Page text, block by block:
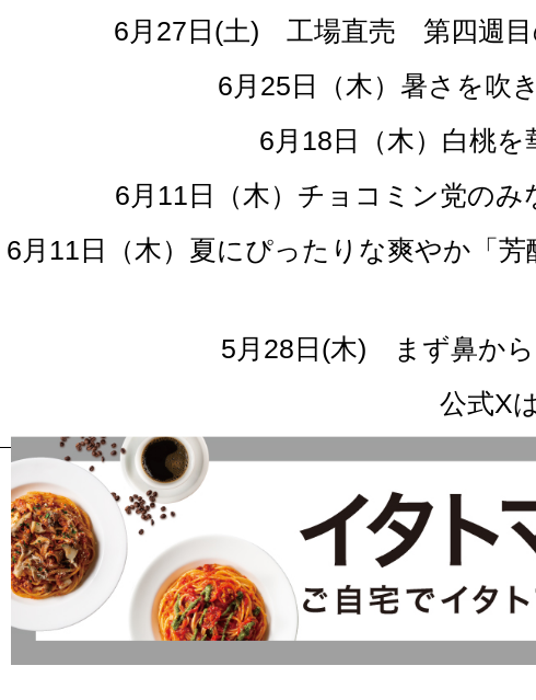
6月27日(土) 工場直売 第四週目
6月25日（木）暑さを吹
6月18日（木）白桃
6月11日（木）チョコミン党の
6月11日（木）夏にぴったりな爽やか「
5月28日(木) まず鼻から
公式X